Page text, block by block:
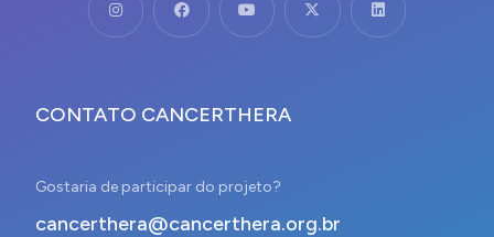
CONTATO CANCERTHERA
Gostaria de participar do projeto?
cancerthera@cancerthera.org.br